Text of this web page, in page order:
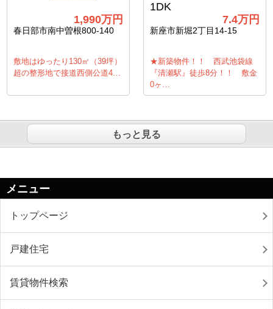
1,990万円
春日部市南中曽根800-140
敷地はゆったり130㎡（39坪）
超の整形地で接道西側公道4…
1DK
7.4万円
新座市新堀2丁目14-15
★新築物件！！ 西武池袋線
『清瀬駅』徒歩8分！！ 敷金
0ヶ…
もっと見る
メニュー
トップページ
戸建住宅
賃貸物件検索